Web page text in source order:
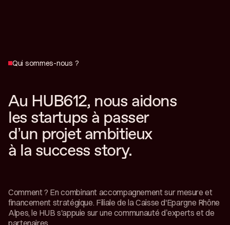
Qui sommes-nous ?
Au HUB612, nous aidons
les startups à passer
d’un projet ambitieux
à la success story.
Comment ? En combinant accompagnement sur mesure et
financement stratégique. Filiale de la Caisse d'Epargne Rhône
Alpes, le HUB s'appuie sur une communauté d’experts et de
partenaires.